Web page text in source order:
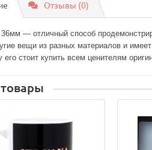
Отзывы (0)
36мм — отличный способ
вещи из разных материалов и
его стоит купить всем ценителям